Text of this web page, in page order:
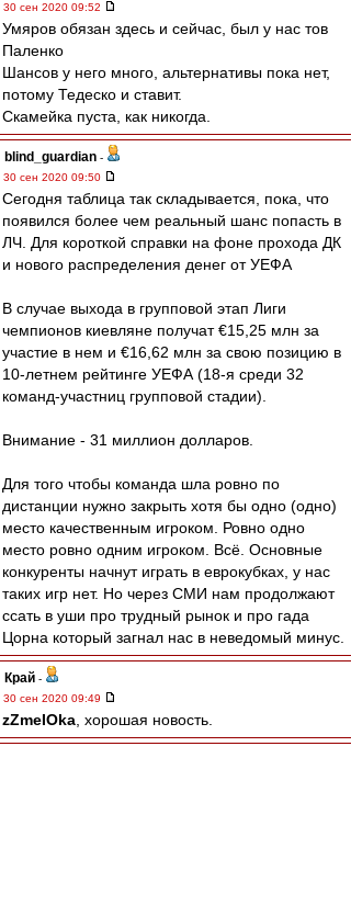
30 сен 2020 09:52
Умяров обязан здесь и сейчас, был у нас тов
Паленко
Шансов у него много, альтернативы пока нет,
потому Тедеско и ставит.
Скамейка пуста, как никогда.
blind_guardian -
30 сен 2020 09:50
Сегодня таблица так складывается, пока, что
появился более чем реальный шанс попасть в
ЛЧ. Для короткой справки на фоне прохода ДК
и нового распределения денег от УЕФА
В случае выхода в групповой этап Лиги
чемпионов киевляне получат €15,25 млн за
участие в нем и €16,62 млн за свою позицию в
10-летнем рейтинге УЕФА (18-я среди 32
команд-участниц групповой стадии).
Внимание - 31 миллион долларов.
Для того чтобы команда шла ровно по
дистанции нужно закрыть хотя бы одно (одно)
место качественным игроком. Ровно одно
место ровно одним игроком. Всё. Основные
конкуренты начнут играть в еврокубках, у нас
таких игр нет. Но через СМИ нам продолжают
ссать в уши про трудный рынок и про гада
Цорна который загнал нас в неведомый минус.
Край -
30 сен 2020 09:49
zZmeIOka , хорошая новость.